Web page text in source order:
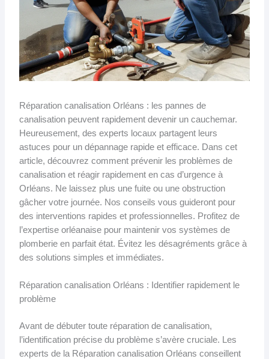
Réparation canalisation Orléans : les pannes de
canalisation peuvent rapidement devenir un cauchemar.
Heureusement, des experts locaux partagent leurs
astuces pour un dépannage rapide et efficace. Dans cet
article, découvrez comment prévenir les problèmes de
canalisation et réagir rapidement en cas d’urgence à
Orléans. Ne laissez plus une fuite ou une obstruction
gâcher votre journée. Nos conseils vous guideront pour
des interventions rapides et professionnelles. Profitez de
l’expertise orléanaise pour maintenir vos systèmes de
plomberie en parfait état. Évitez les désagréments grâce à
des solutions simples et immédiates.
Réparation canalisation Orléans : Identifier rapidement le
problème
Avant de débuter toute réparation de canalisation,
l’identification précise du problème s’avère cruciale. Les
experts de la Réparation canalisation Orléans conseillent